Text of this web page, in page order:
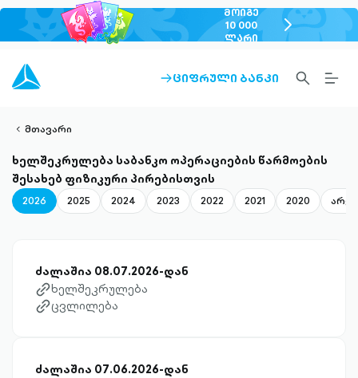
ᲛᲝᲘᲒᲔ
10 000
ᲚᲐᲠᲘ
chevron-
right-
ARROW-
ᲪᲘᲤᲠᲣᲚᲘ ᲑᲐᲜᲙᲘ
SEARCH-
OUTLINED
მთავარი
ხელშეკრულება საბანკო ოპერაციების წარმოების
შესახებ ფიზიკური პირებისთვის
2026 2025 2024 2023 2022 2021 2020
ძალაშია 08.07.2026-დან
link-diagonal-outlined
ხელშეკრულება
link-diagonal-outlined
ცვლილება
ძალაშია 07.06.2026-დან